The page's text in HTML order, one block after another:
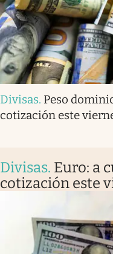
Divisas. Peso
cotización este
Divisas. Euro: a
cotización este